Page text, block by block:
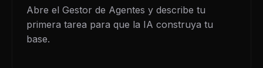
Abre el Gestor de Agentes y describe tu
primera tarea para que la IA construya tu
base.